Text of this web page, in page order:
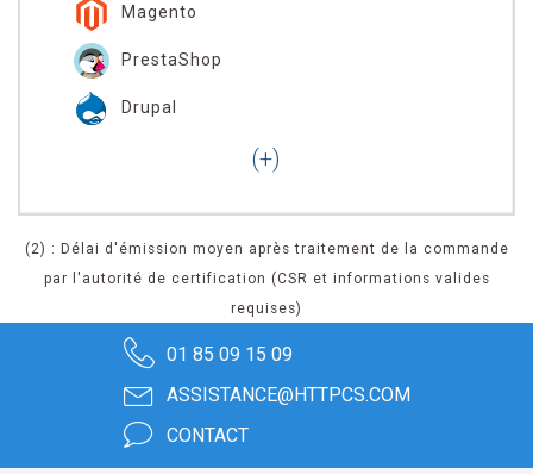
Magento
PrestaShop
Drupal
(2) : Délai d'émission moyen après traitement de la commande
par l'autorité de certification (CSR et informations valides
requises)
01 85 09 15 09
ASSISTANCE@HTTPCS.COM
CONTACT